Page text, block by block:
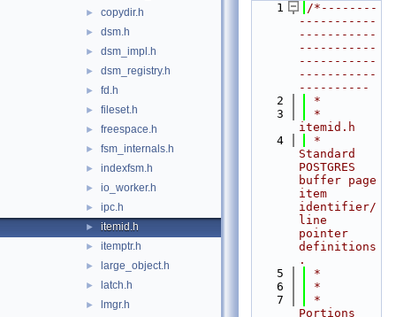
► copydir.h
► dsm.h
► dsm_impl.h
► dsm_registry.h
► fd.h
► fileset.h
► freespace.h
► fsm_internals.h
► indexfsm.h
► io_worker.h
► ipc.h
► itemid.h
► itemptr.h
► large_object.h
► latch.h
► lmgr.h
    1
/*--------
-----------
-----------
-----------
-----------
-----------
----------
    2
*
    3
*
itemid.h
    4
*
Standard
POSTGRES
buffer page
item
identifier/
line
pointer
definitions
.
    5
*
    6
*
    7
*
Portions